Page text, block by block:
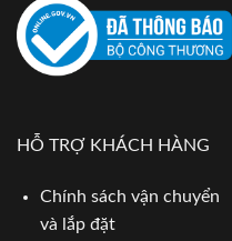
HỖ TRỢ KHÁCH HÀNG
Chính sách vận chuyển
và lắp đặt